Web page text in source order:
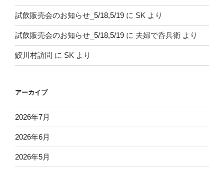
試飲販売会のお知らせ_5/18,5/19 に SK より
試飲販売会のお知らせ_5/18,5/19 に 夫婦で呑兵衛 より
鮫川村訪問 に SK より
アーカイブ
2026年7月
2026年6月
2026年5月